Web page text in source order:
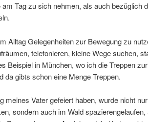
Tag zu sich nehmen, als auch bezüglich
Alltag Gelegenheiten zur Bewegung zu
telefonieren, kleine Wege suchen,
Beispiel in München, wo ich die Treppen
gibts schon eine Menge Treppen.
meines Vater gefeiert haben, wurde nicht
sondern auch im Wald spazierengelaufen,